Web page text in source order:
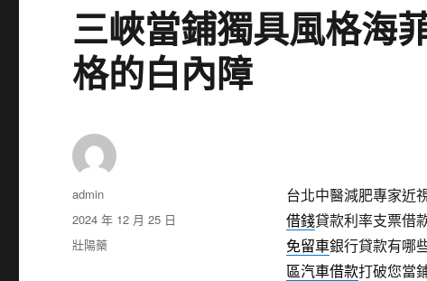
三峽當鋪獨具風格海
格的白內障
台北中醫減肥專家近
借錢貸款利率支票借
免留車銀行貸款有哪
區汽車借款打破您當
作
者
admin
發
佈
日
2024 年 12 月 25 日
分
壯陽藥